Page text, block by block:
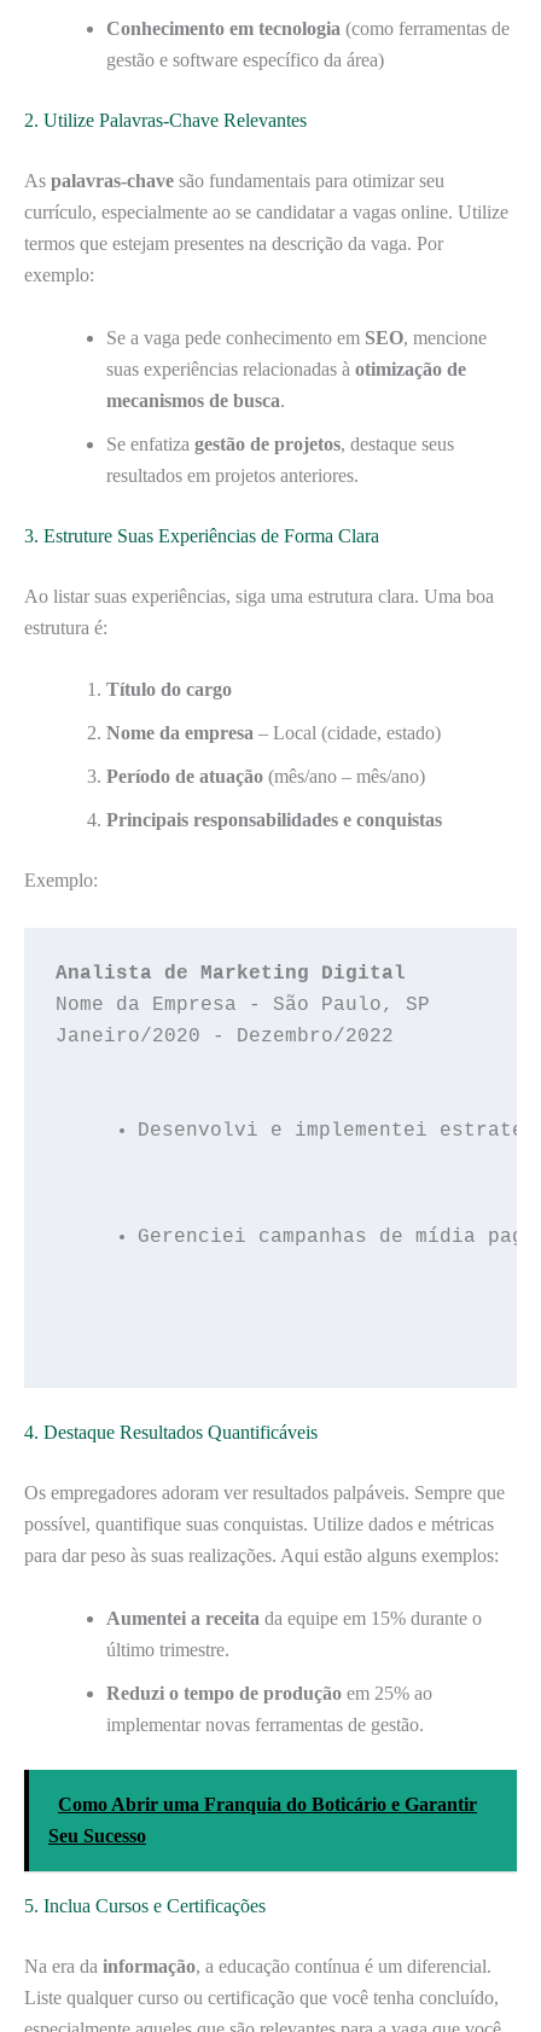
Conhecimento em tecnologia (como ferramentas de
gestão e software específico da área)
2. Utilize Palavras-Chave Relevantes
As palavras-chave são fundamentais para otimizar seu
currículo, especialmente ao se candidatar a vagas online. Utilize
termos que estejam presentes na descrição da vaga. Por
exemplo:
Se a vaga pede conhecimento em SEO, mencione
suas experiências relacionadas à otimização de
mecanismos de busca.
Se enfatiza gestão de projetos, destaque seus
resultados em projetos anteriores.
3. Estruture Suas Experiências de Forma Clara
Ao listar suas experiências, siga uma estrutura clara. Uma boa
estrutura é:
Título do cargo
Nome da empresa – Local (cidade, estado)
Período de atuação (mês/ano – mês/ano)
Principais responsabilidades e conquistas
Exemplo:
Analista de Marketing Digital
Nome da Empresa - São Paulo, SP
Desenvolvi e implementei
Gerenciei campanhas de mídia
4. Destaque Resultados Quantificáveis
Os empregadores adoram ver resultados palpáveis. Sempre que
possível, quantifique suas conquistas. Utilize dados e métricas
para dar peso às suas realizações. Aqui estão alguns exemplos:
Aumentei a receita da equipe em 15% durante o
último trimestre.
Reduzi o tempo de produção em 25% ao
implementar novas ferramentas de gestão.
Como Abrir uma Franquia do Boticário e Garantir
Seu Sucesso
5. Inclua Cursos e Certificações
Na era da informação, a educação contínua é um diferencial.
Liste qualquer curso ou certificação que você tenha concluído,